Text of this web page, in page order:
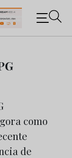
negócios do
como
de